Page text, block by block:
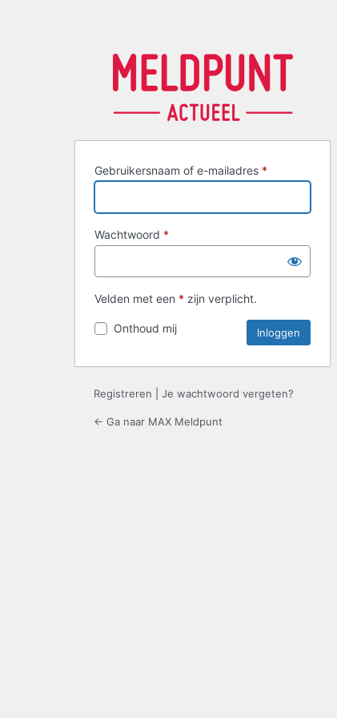
Gebruikersnaam of e-mailadres *
Wachtwoord *
Velden met een * zijn verplicht.
Onthoud mij
Registreren Je wachtwoord vergeten?
← Ga naar MAX Meldpunt